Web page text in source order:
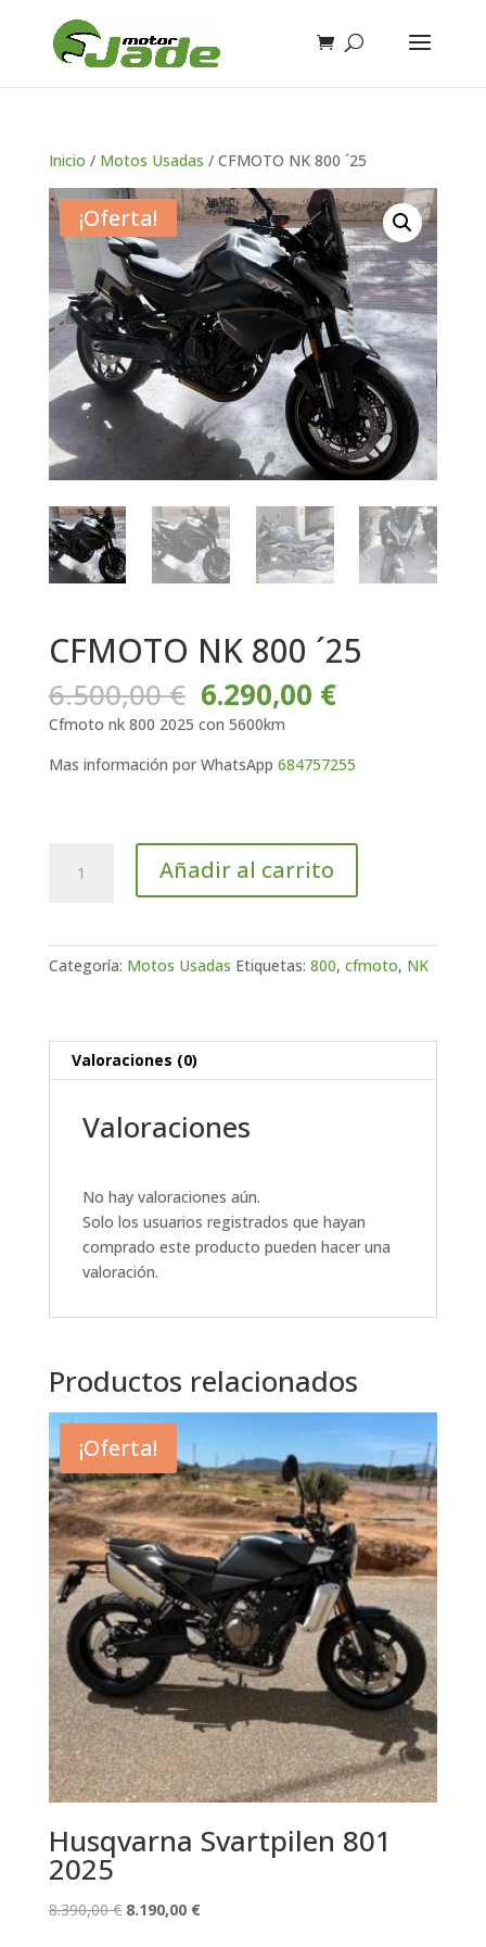
Inicio / Motos Usadas / CFMOTO NK 800 ´25
¡Oferta!
CFMOTO NK 800 ´25
6.500,00€ El
precio
original
era:
6.290,00 €El
precio
es:
Cfmoto nk 800 2025 con 5600km
Mas información por WhatsApp 684757255
Añadir al carrito
Categoría: Motos Usadas Etiquetas: 800, cfmoto, NK
Valoraciones (0)
Valoraciones
No hay valoraciones aún.
Solo los usuarios registrados que hayan
comprado este producto pueden hacer una
valoración.
Productos relacionados
¡Oferta!
Husqvarna Svartpilen 801
2025
8.390,00€ El
8.190,00 €El